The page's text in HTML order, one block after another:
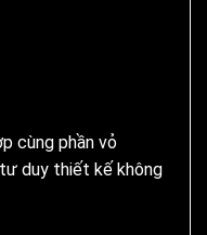
cùng phần vỏ
duy thiết kế không